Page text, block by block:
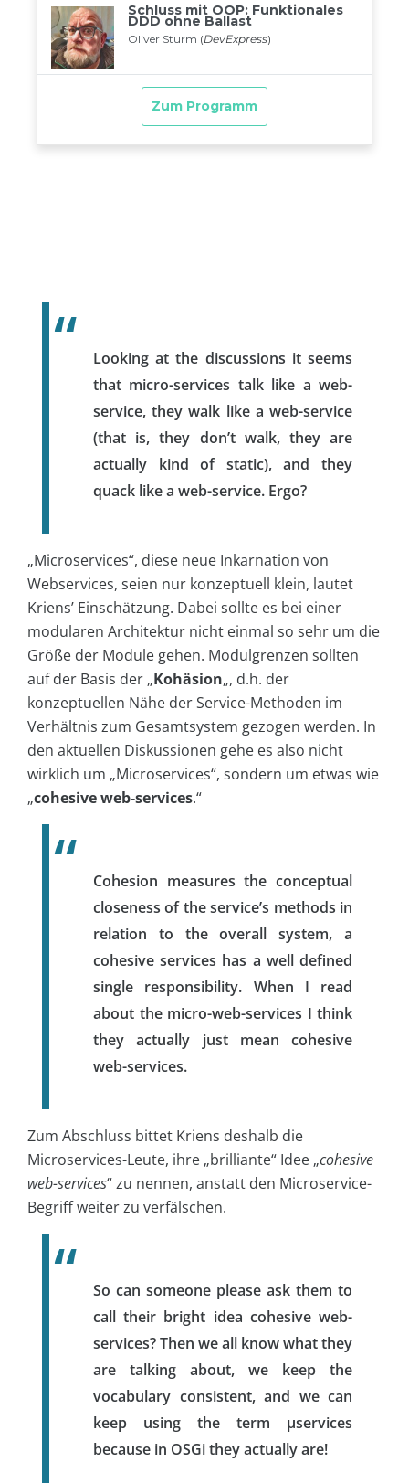
Looking at the discussions it seems
that micro-services talk like a web-
service, they walk like a web-service
(that is, they don’t walk, they are
actually kind of static), and they
quack like a web-service. Ergo?
„Microservices“, diese neue Inkarnation von
Webservices, seien nur konzeptuell klein, lautet
Kriens’ Einschätzung. Dabei sollte es bei einer
modularen Architektur nicht einmal so sehr um die
Größe der Module gehen. Modulgrenzen sollten
auf der Basis der „Kohäsion„, d.h. der
konzeptuellen Nähe der Service-Methoden im
Verhältnis zum Gesamtsystem gezogen werden. In
den aktuellen Diskussionen gehe es also nicht
wirklich um „Microservices“, sondern um etwas wie
„cohesive web-services.“
Cohesion measures the conceptual
closeness of the service’s methods in
relation to the overall system, a
cohesive services has a well defined
single responsibility. When I read
about the micro-web-services I think
they actually just mean cohesive
web-services.
Zum Abschluss bittet Kriens deshalb die
Microservices-Leute, ihre „brilliante“ Idee „cohesive
web-services“ zu nennen, anstatt den Microservice-
Begriff weiter zu verfälschen.
So can someone please ask them to
call their bright idea cohesive web-
services? Then we all know what they
are talking about, we keep the
vocabulary consistent, and we can
keep using the term µservices
because in OSGi they actually are!